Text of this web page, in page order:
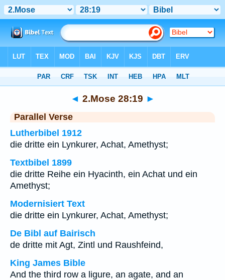
◄ 2.Mose 28:19 ►
Parallel Verse
Lutherbibel 1912
die dritte ein Lynkurer, Achat, Amethyst;
Textbibel 1899
die dritte Reihe ein Hyacinth, ein Achat und ein
Amethyst;
Modernisiert Text
die dritte ein Lynkurer, Achat, Amethyst;
De Bibl auf Bairisch
de dritte mit Agt, Zintl und Raushfeind,
King James Bible
And the third row a ligure, an agate, and an